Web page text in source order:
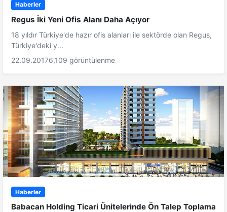
Haberler
Regus İki Yeni Ofis Alanı Daha Açıyor
18 yıldır Türkiye'de hazır ofis alanları ile sektörde olan Regus,
Türkiye'deki y...
22.09.20176,109 görüntülenme
Haberler
Babacan Holding Ticari Ünitelerinde Ön Talep Toplama